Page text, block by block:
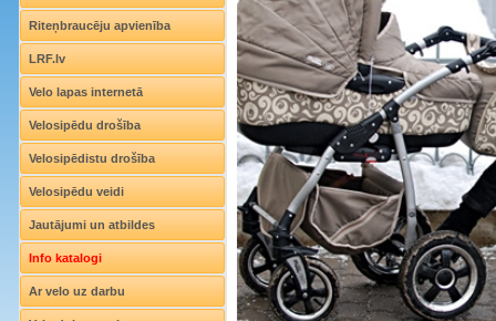
Riteņbraucēju apvienība
LRF.lv
Velo lapas internetā
Velosipēdu drošība
Velosipēdistu drošība
Velosipēdu veidi
Jautājumi un atbildes
Info katalogi
Ar velo uz darbu